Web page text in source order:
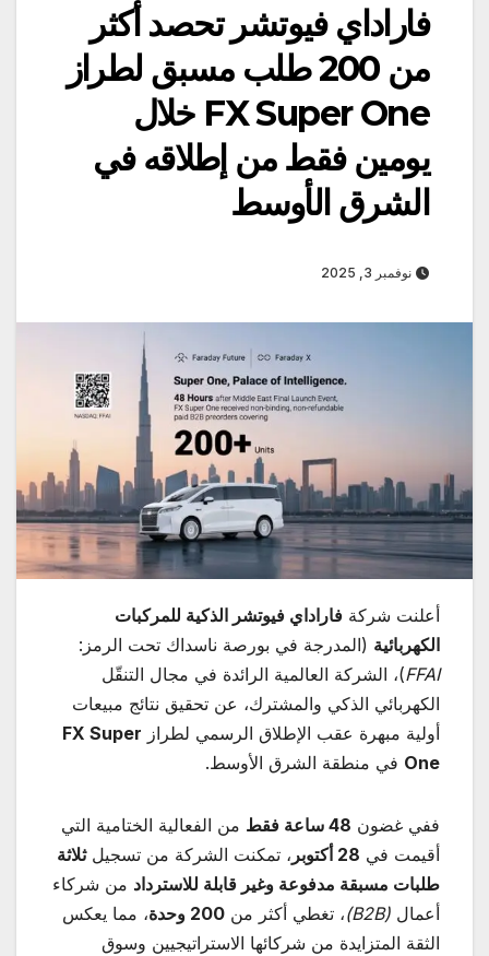
فاراداي فيوتشر تحصد أكثر
من 200 طلب مسبق لطراز
FX Super One خلال
يومين فقط من إطلاقه في
الشرق الأوسط
نوفمبر 3, 2025
أعلنت شركة فاراداي فيوتشر الذكية للمركبات
الكهربائية (المدرجة في بورصة ناسداك تحت الرمز:
FFAI)، الشركة العالمية الرائدة في مجال التنقّل
الكهربائي الذكي والمشترك، عن تحقيق نتائج مبيعات
أولية مبهرة عقب الإطلاق الرسمي لطراز FX Super
One في منطقة الشرق الأوسط.
ففي غضون 48 ساعة فقط من الفعالية الختامية التي
أقيمت في 28 أكتوبر ، تمكنت الشركة من تسجيلثلاثة
طلبات مسبقة مدفوعة وغير قابلة للاسترداد من شركاء
أعمال (B2B) ، تغطي أكثر من 200 وحدة، مما يعكس
الثقة المتزايدة من شركائها الاستراتيجيين وسوق